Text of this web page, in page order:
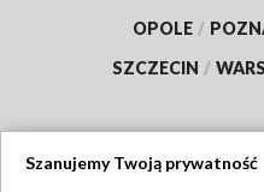
OPOLE /
SZCZECIN /
Szanujemy Twoją prywatność